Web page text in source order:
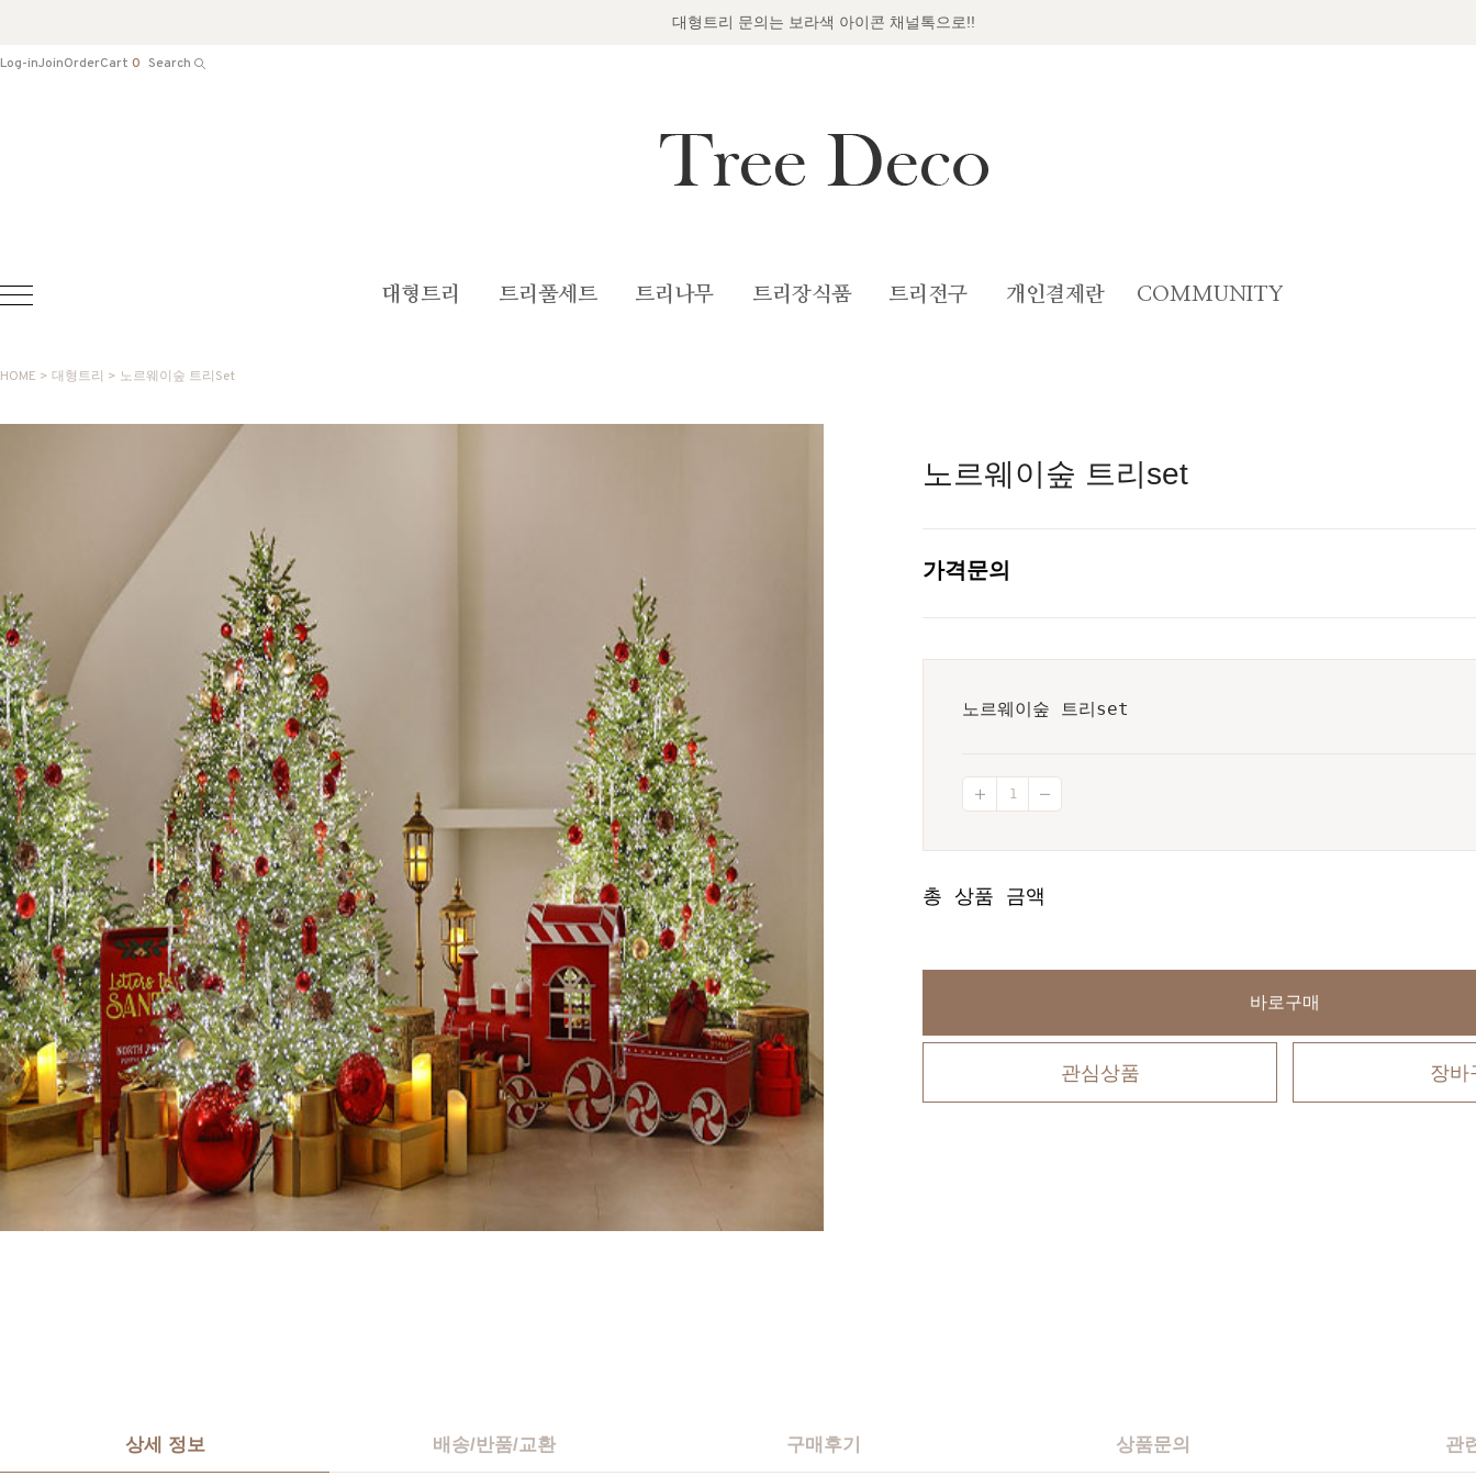
대형트리 문의는 보라색 아이콘 채널톡으로!!
Log-inJoinOrderCart 0 Search
대형트리 트리풀세트 트리나무 트리장식품 트리전구 개인결제란 COMMUNITY
HOME > 대형트리 > 노르웨이숲 트리set
노르웨이숲 트리set
가격문의
노르웨이숲 트리set
총 상품 금액
바로구매
관심상품 장바
상세 정보 배송/반품/교환 구매후기 상품문의 관